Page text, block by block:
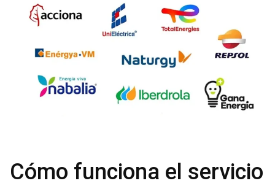
Cómo funciona el servicio